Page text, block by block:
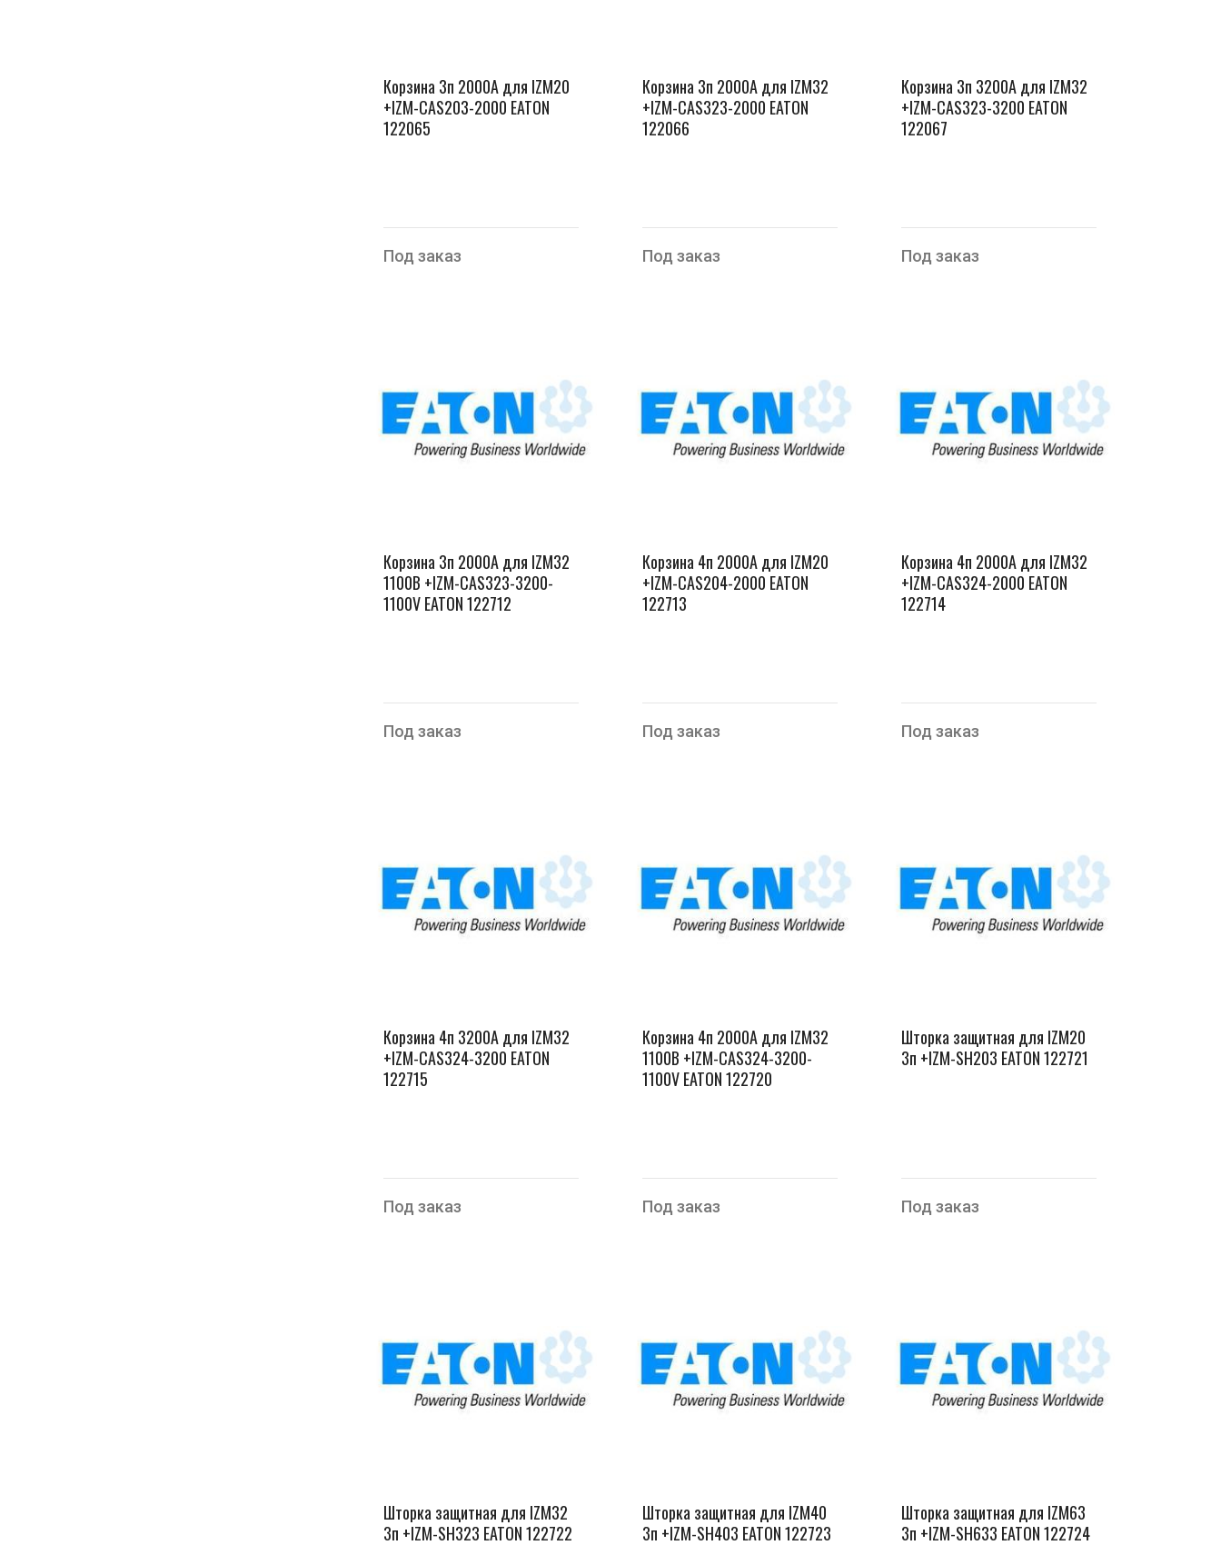
Корзина 3п 2000А для IZM20
+IZM-CAS203-2000 EATON
122065
Под заказ
Корзина 3п 2000А для IZM32
+IZM-CAS323-2000 EATON
122066
Под заказ
Корзина 3п 3200А для IZM32
+IZM-CAS323-3200 EATON
122067
Под заказ
Корзина 3п 2000А для IZM32
1100В +IZM-CAS323-3200-
1100V EATON 122712
Под заказ
Корзина 4п 2000А для IZM20
+IZM-CAS204-2000 EATON
122713
Под заказ
Корзина 4п 2000А для IZM32
+IZM-CAS324-2000 EATON
122714
Под заказ
Корзина 4п 3200А для IZM32
+IZM-CAS324-3200 EATON
122715
Под заказ
Корзина 4п 2000А для IZM32
1100В +IZM-CAS324-3200-
1100V EATON 122720
Под заказ
Шторка защитная для IZM20
3п +IZM-SH203 EATON 122721
Под заказ
Шторка защитная для IZM32
3п +IZM-SH323 EATON 122722
Шторка защитная для IZM40
3п +IZM-SH403 EATON 122723
Шторка защитная для IZM63
3п +IZM-SH633 EATON 122724